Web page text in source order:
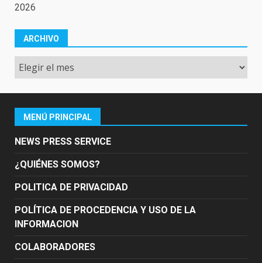
2026
ARCHIVO
Archivo
MENÚ PRINCIPAL
NEWS PRESS SERVICE
¿QUIÉNES SOMOS?
POLITICA DE PRIVACIDAD
POLÍTICA DE PROCEDENCIA Y USO DE LA
INFORMACION
COLABORADORES